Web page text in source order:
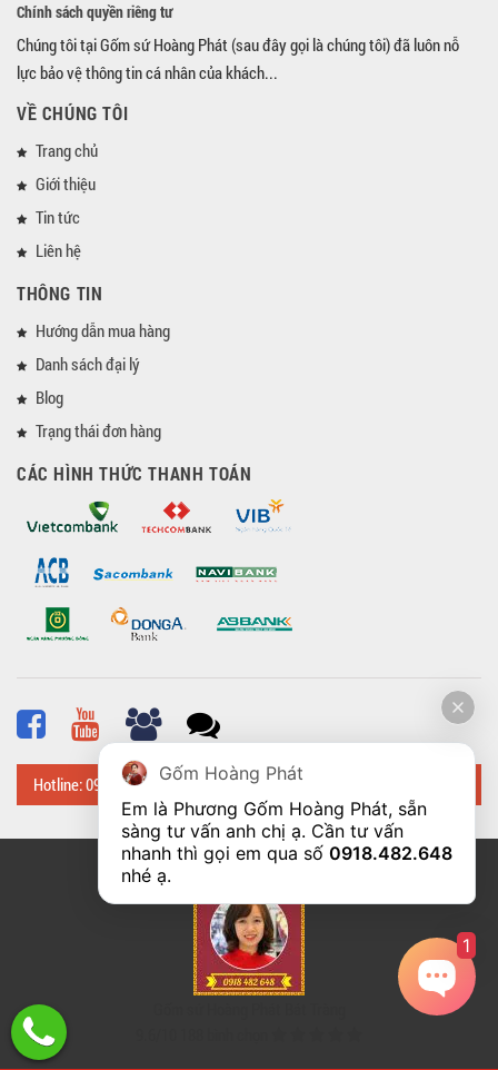
Chính sách quyền riêng tư
Chúng tôi tại Gốm sứ Hoàng Phát (sau đây gọi là chúng tôi) đã luôn nỗ
lực bảo vệ thông tin cá nhân của khách...
VỀ CHÚNG TÔI
Trang chủ
Giới thiệu
Tin tức
Liên hệ
THÔNG TIN
Hướng dẫn mua hàng
Danh sách đại lý
Blog
Trạng thái đơn hàng
CÁC HÌNH THỨC THANH TOÁN
Hotline: 0918 482 648
© Bản quyền thuộc về
Gốm Hoàng Phát
Em là Phương Gốm Hoàng Phát, sẵn
sàng tư vấn anh chị ạ. Cần tư vấn
nhanh thì gọi em qua số 0918.482.648
nhé ạ.
1